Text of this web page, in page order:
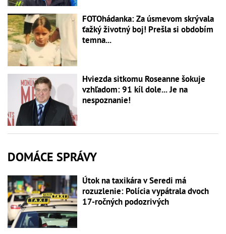
FOTOhádanka: Za úsmevom skrývala
ťažký životný boj! Prešla si obdobím
temna...
Hviezda sitkomu Roseanne šokuje
vzhľadom: 91 kíl dole... Je na
nespoznanie!
DOMÁCE SPRÁVY
Útok na taxikára v Seredi má
rozuzlenie: Polícia vypátrala dvoch
17-ročných podozrivých